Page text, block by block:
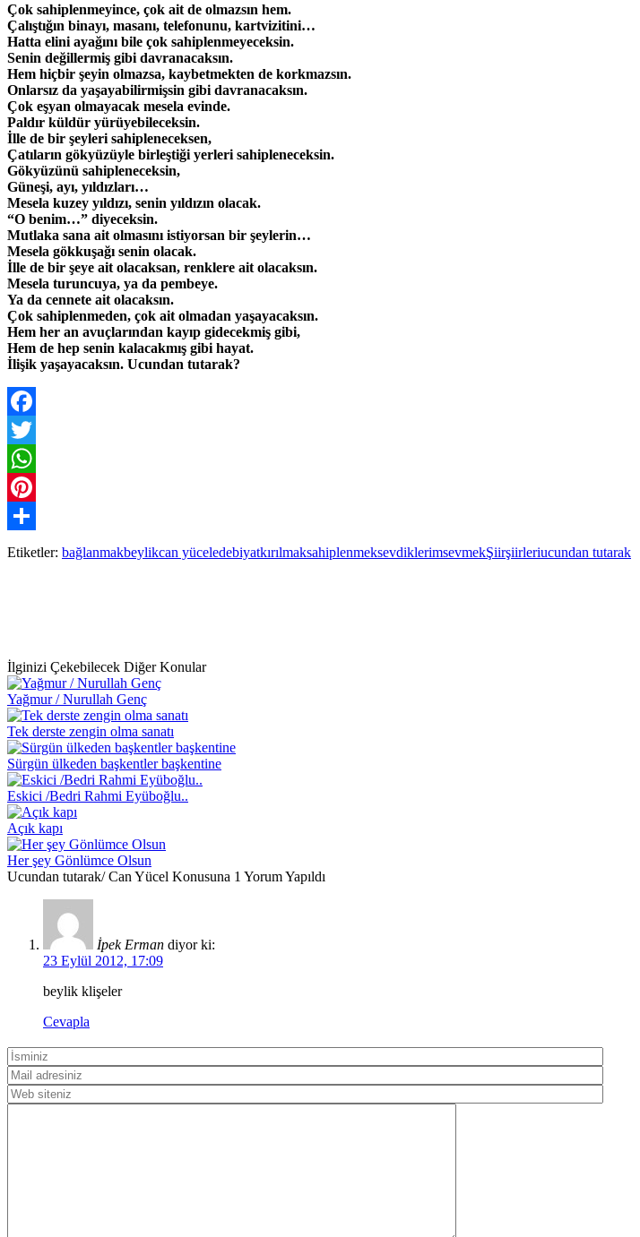
Çok sahiplenmeyince, çok ait de olmazsın hem.
Çalıştığın binayı, masanı, telefonunu, kartvizitini…
Hatta elini ayağını bile çok sahiplenmeyeceksin.
Senin değillermiş gibi davranacaksın.
Hem hiçbir şeyin olmazsa, kaybetmekten de korkmazsın.
Onlarsız da yaşayabilirmişsin gibi davranacaksın.
Çok eşyan olmayacak mesela evinde.
Paldır küldür yürüyebileceksin.
İlle de bir şeyleri sahipleneceksen,
Çatıların gökyüzüyle birleştiği yerleri sahipleneceksin.
Gökyüzünü sahipleneceksin,
Güneşi, ayı, yıldızları…
Mesela kuzey yıldızı, senin yıldızın olacak.
“O benim…” diyeceksin.
Mutlaka sana ait olmasını istiyorsan bir şeylerin…
Mesela gökkuşağı senin olacak.
İlle de bir şeye ait olacaksan, renklere ait olacaksın.
Mesela turuncuya, ya da pembeye.
Ya da cennete ait olacaksın.
Çok sahiplenmeden, çok ait olmadan yaşayacaksın.
Hem her an avuçlarından kayıp gidecekmiş gibi,
Hem de hep senin kalacakmış gibi hayat.
İlişik yaşayacaksın. Ucundan tutarak?
Facebook
Twitter
WhatsApp
Pinterest
Paylaş
Etiketler: bağlanmakbeylikcan yüceledebiyatkırılmaksahiplenmeksevdiklerimsevmekŞiirşiirleriucundan tutarak
İlginizi Çekebilecek Diğer Konular
Yağmur / Nurullah Genç
Tek derste zengin olma sanatı
Sürgün ülkeden başkentler başkentine
Eskici /Bedri Rahmi Eyüboğlu..
Açık kapı
Her şey Gönlümce Olsun
Ucundan tutarak/ Can Yücel Konusuna 1 Yorum Yapıldı
İpek Erman diyor ki:
23 Eylül 2012, 17:09
beylik klişeler
Cevapla